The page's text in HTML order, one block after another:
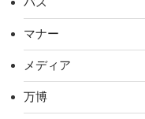
マナー
メディア
万博